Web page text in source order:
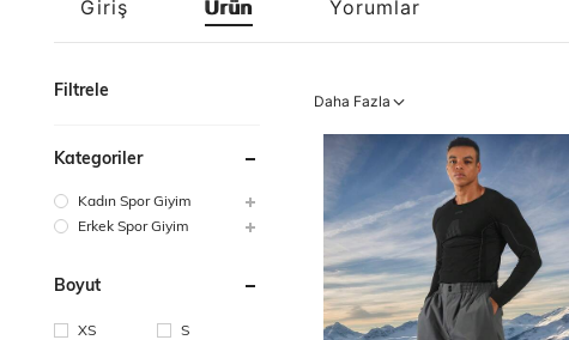
Giriş Ürün Yorumlar
Filtrele
Kategoriler
Kadın Spor Giyim
Erkek Spor Giyim
Boyut
XS
S
Daha Fazla